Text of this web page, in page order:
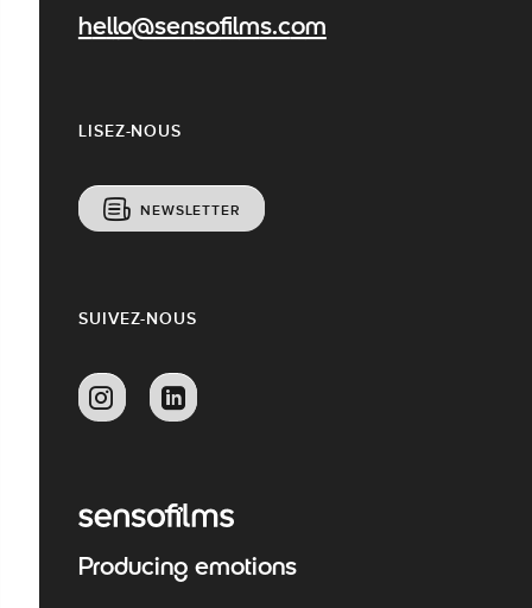
hello@sensofilms.com
LISEZ-NOUS
NEWSLETTER
SUIVEZ-NOUS
Producing emotions